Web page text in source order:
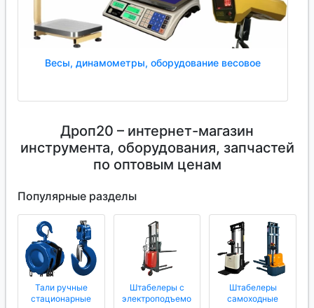
Весы, динамометры, оборудование весовое
Дроп20 – интернет-магазин
инструмента, оборудования, запчастей
по оптовым ценам
Популярные разделы
Тали ручные
стационарные
Штабелеры с
электроподъемо
Штабелеры
самоходные